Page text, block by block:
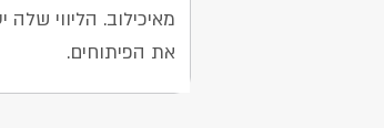
מאיכילוב. הליווי שלה
את הפיתוחים.